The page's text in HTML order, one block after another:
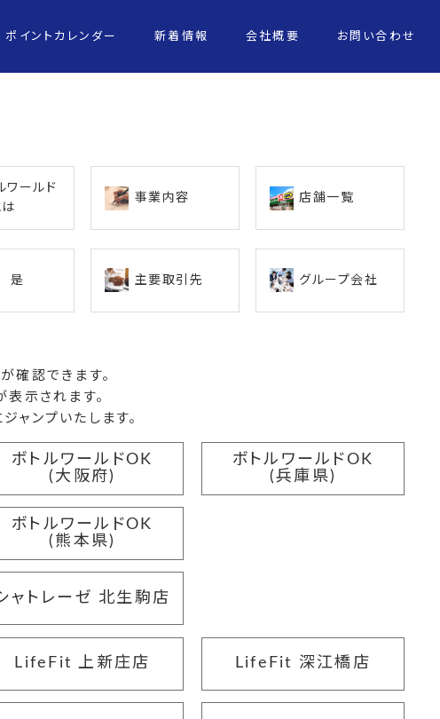
ポイントカレンダー 新着情報 会社概要 お問い合わせ
ワールド
事業内容 店舗一覧
主要取引先 グループ会社
確認できます。
表示されます。
ャンプいたします。
ボトルワールドOK
(大阪府)
ボトルワールドOK
(兵庫県)
ボトルワールドOK
(熊本県)
ャトレーゼ 北生駒店
LifeFit 上新庄店 LifeFit 深江橋店